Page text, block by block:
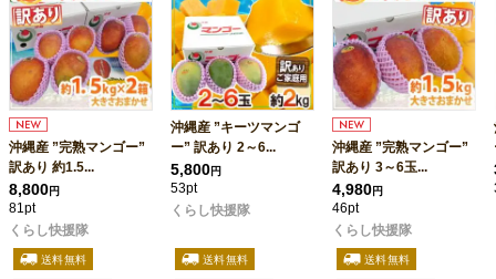
沖縄産 ”完熟マンゴー”
訳あり 約1.5...
8,800円
81pt
くらし快援隊
沖縄産 ”キーツマンゴ
ー” 訳あり 2～6...
5,800円
53pt
くらし快援隊
沖縄産 ”完熟マンゴー”
訳あり 3～6玉...
4,980円
46pt
くらし快援隊